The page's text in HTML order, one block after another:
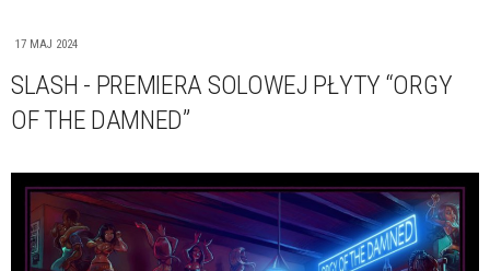
17 MAJ 2024
SLASH - PREMIERA SOLOWEJ PŁYTY “ORGY
OF THE DAMNED”